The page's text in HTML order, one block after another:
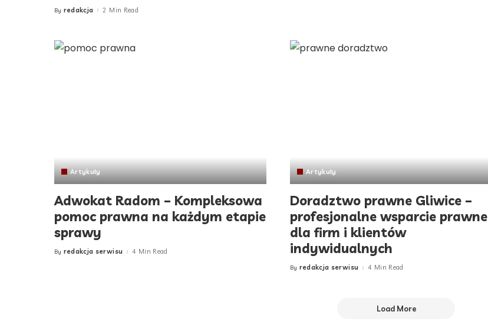
Posted
By redakcja 2 Min Read
Artykuły
Adwokat Radom – Kompleksowa
pomoc prawna na każdym etapie
sprawy
Posted
By redakcja serwisu 4 Min Read
Artykuły
Doradztwo prawne Gliwice –
profesjonalne wsparcie prawne
dla firm i klientów
indywidualnych
Posted
By redakcja serwisu 4 Min Read
Load More